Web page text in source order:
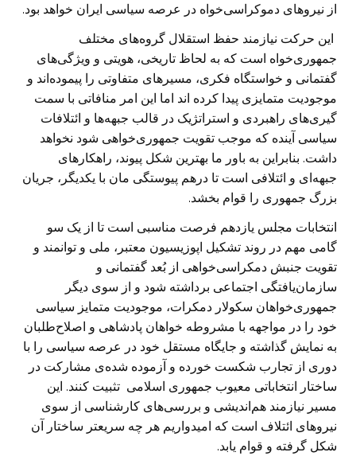
از نیروهای دموکراسی‌خواه در عرصه سیاسی ایران خواهد بود.
این حرکت نیازمند حفظ استقلال گروه‌های مختلف
جمهوری‌خواه است که به لحاظ تاریخی، هویتی و ویژگی‌های
گفتمانی و خواستگاه فکری، مسیرهای متفاوتی را پیموده‌اند و
موجودیت متمایزی پیدا کرده اند اما این امر منافاتی با سمت
گیری‌های راهبردی و استراتژیک در قالب جبهه‌ها و ائتلافات
سیاسی آینده که موجب تقویت جمهوری‌خواهی شود نخواهد
داشت. بنابراین به باور ما بهترین شکل پیوند، راهکارهای
جبهه‌ای و ائتلافی است تا درهم پیوستگی مان با یکدیگر، جریان
بزرگ جمهوری را قوام بخشد.
انتخابات مجلس یازدهم فرصت مناسبی است تا از یک سو
گامی مهم در روند تشکیل اپوزیسیون معتبر، ملی و توانمند و
تقویت جنبش دمکراسی‌خواهی از بُعد گفتمانی و
سازمان‌یافتگی اجتماعی برداشته شود و از سوی دیگر
جمهوری‌خواهان سکولار دمکرات، موجودیت متمایز سیاسی
خود را در مواجهه با مشروطه خواهان پادشاهی و اصلاح‌طلبان
به نمایش گذاشته و جایگاه مستقل خود در عرصه سیاسی را با
دوری از تجارب شکست خورده و آزموده شده‌ی مشارکت در
ساختار انتخاباتی معیوب جمهوری اسلامی تثبیت کنند. این
مسیر نیازمند هم‌اندیشی و بررسی‌های کارشناسی از سوی
نیروهای ائتلاف است که امیدواریم هر چه سریعتر ساختار آن
شکل گرفته و قوام یابد.